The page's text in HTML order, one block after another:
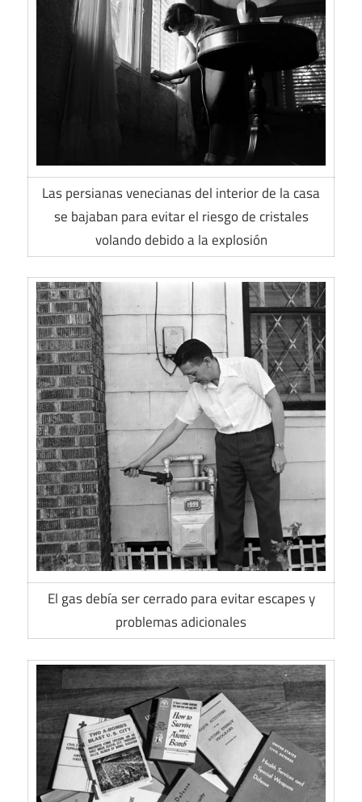
Las persianas venecianas del interior de la casa
se bajaban para evitar el riesgo de cristales
volando debido a la explosión
El gas debía ser cerrado para evitar escapes y
problemas adicionales